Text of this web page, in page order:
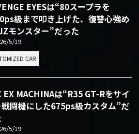
EYESは“80スープラを
級まで叩き上げた、復讐心強め
モンスター”だった
5/19
CAR
EX MACHINAは“R35 GT-Rをサイ
闘機にした675ps級カスタム”だ
5/19